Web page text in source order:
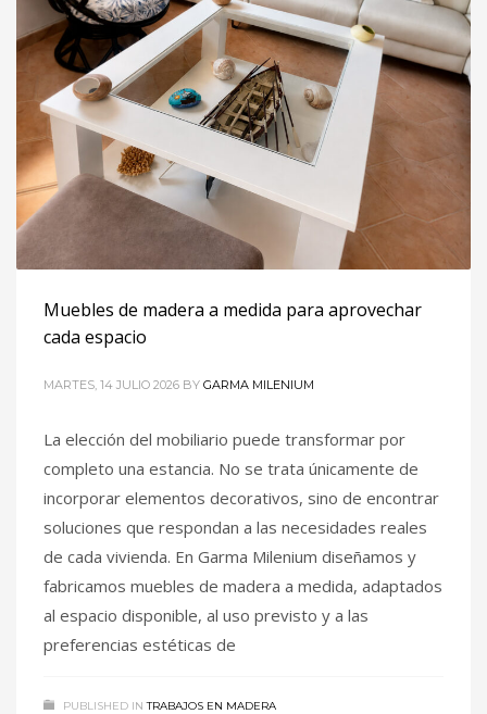
Muebles de madera a medida para aprovechar
cada espacio
MARTES, 14 JULIO 2026 BY GARMA MILENIUM
La elección del mobiliario puede transformar por
completo una estancia. No se trata únicamente de
incorporar elementos decorativos, sino de encontrar
soluciones que respondan a las necesidades reales
de cada vivienda. En Garma Milenium diseñamos y
fabricamos muebles de madera a medida, adaptados
al espacio disponible, al uso previsto y a las
preferencias estéticas de
PUBLISHED IN TRABAJOS EN MADERA